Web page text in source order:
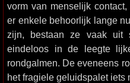
vorm van menselijk
er enkele behoorlijk lange
zijn, bestaan ze vaak uit
eindeloos in de leegte
rondgalmen. De eveneens
het fragiele geluidspalet iets